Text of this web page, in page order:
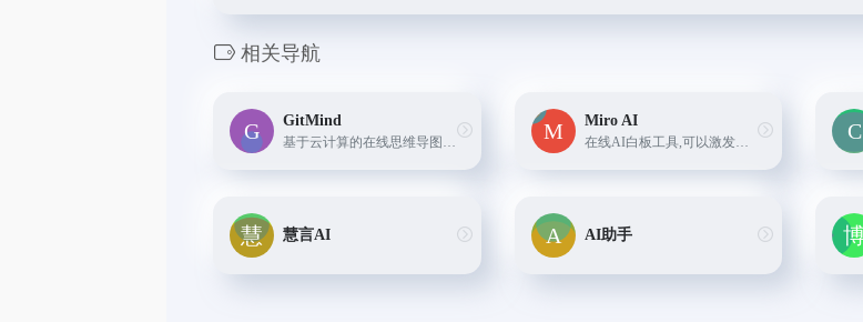
相关导航
GitMind
基于云计算的在线思维导图与流程图设计工具。它提供跨设备操作和简单易用的界面,可以快速创建专业的图表。
Miro AI
在线AI白板工具,可以激发创造力和提高工作效率。它提供各类功能,如便利贴、图片、卡片、代码段、序列图和思维导图等。Miro AI还可以根据关键词或情绪自动对便签进行分类。
慧言AI AI助手